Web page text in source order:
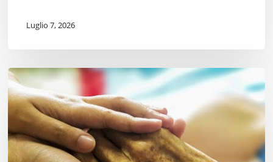
Luglio 7, 2026
Fine
Vita.
Si
faccia
qualcosa.